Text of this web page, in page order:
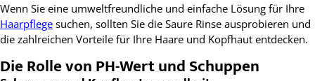
Wenn Sie eine umweltfreundliche und einfache Lösung für Ihre
Haarpflege suchen, sollten Sie die Saure Rinse ausprobieren und
die zahlreichen Vorteile für Ihre Haare und Kopfhaut entdecken.
Die Rolle von PH-Wert und Schuppen